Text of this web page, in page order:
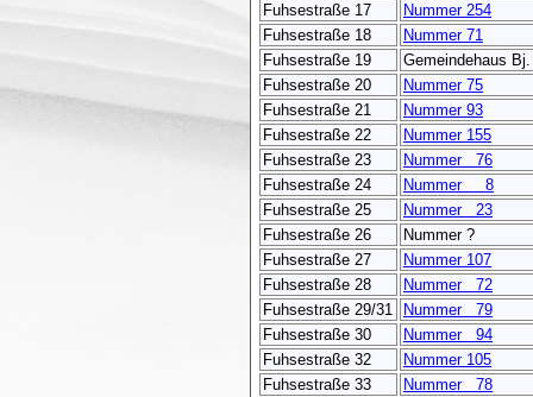
Fuhsestraße 17
Nummer 254
Fuhsestraße 18
Nummer 71
Fuhsestraße 19
Gemeindehaus
Fuhsestraße 20
Nummer 75
Fuhsestraße 21
Nummer 93
Fuhsestraße 22
Nummer 155
Fuhsestraße 23
Nummer 76
Fuhsestraße 24
Nummer 8
Fuhsestraße 25
Nummer 23
Fuhsestraße 26
Nummer ?
Fuhsestraße 27
Nummer 107
Fuhsestraße 28
Nummer 72
Fuhsestraße 29/31
Nummer 79
Fuhsestraße 30
Nummer 94
Fuhsestraße 32
Nummer 105
Fuhsestraße 33
Nummer 78